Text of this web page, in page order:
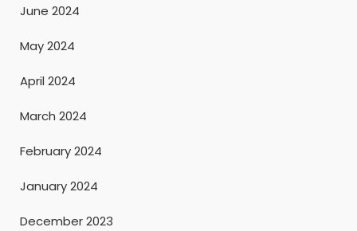
June 2024
May 2024
April 2024
March 2024
February 2024
January 2024
December 2023